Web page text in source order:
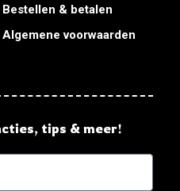
Bestellen & betalen
Algemene voorwaarden
tips & meer!